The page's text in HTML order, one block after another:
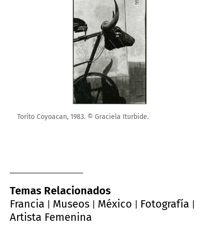
Torito Coyoacan, 1983. © Graciela Iturbide.
Temas Relacionados
Francia
Museos México Fotografía
Artista Femenina